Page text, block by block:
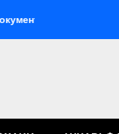
у компанії: як